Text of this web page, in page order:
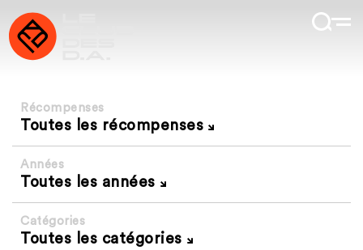
Récompenses
Toutes les récompenses
Années
Toutes les années
Catégories
Toutes les catégories